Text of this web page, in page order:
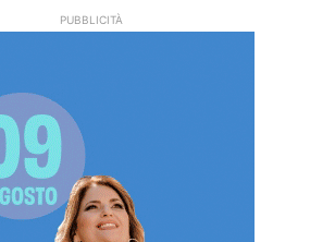
PUBBLICITÀ